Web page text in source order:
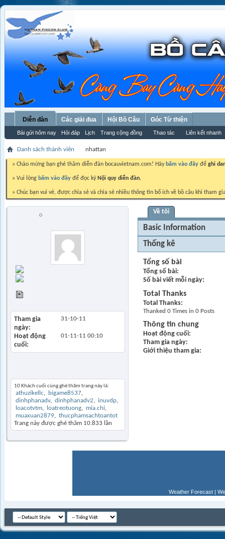
Diễn đàn
Bài gửi hôm nay Hỏi đáp Lịch Trang cộng đồng Thao tác Liên kết nhanh
Các giải đua Hội Bồ Câu Góc Từ thiện
Danh sách thành viên nhattan
» Chào mừng bạn ghé thăm diễn đàn bocauvietnam.com! Hãy bấm vào đây để ghi
» Vui lòng bấm vào đây để đọc kỹ Nội quy diễn đàn.
» Chúc bạn vui vẻ, được chia sẻ và chia sẻ nhiều thông tin bổ ích về bồ câu khi tham
Tham gia
ngày
31-10-11
Hoạt động
cuối
01-11-11 00:10
10 Khách cuối cùng ghé thăm trang này là:
athuzikellc
bigame8537
dinhphanadv
dinhphanadv2
inuvdp
loacotvtm
loatreotuong
mia.chi
muaxuan2879
thucphamsachtoantot
Trang này được ghé thăm 10.833 lần
Về tôi
Basic Information
Thống kê
Tổng số bài
Tổng số bài
Số bài viết mỗi ngày
Total Thanks
Total Thanks
Thanked 0 Times in 0 Posts
Thông tin chung
Hoạt động cuối
Tham gia ngày
Giới thiệu tham gia
Weather Forecast |